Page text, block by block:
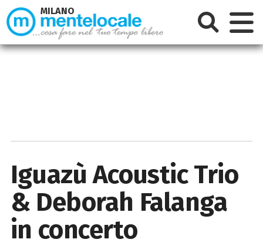
Iguazù Acoustic Trio
& Deborah Falanga
in concerto
MILANO